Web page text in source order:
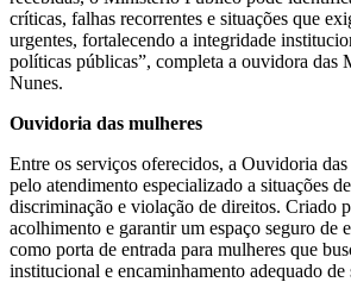
críticas, falhas recorrentes e situações que
urgentes, fortalecendo a integridade
políticas públicas”, completa a ouvidora das
Nunes.
Ouvidoria das mulheres
Entre os serviços oferecidos, a Ouvidoria das
pelo atendimento especializado a situações
discriminação e violação de direitos. Criado
acolhimento e garantir um espaço seguro de
como porta de entrada para mulheres que
institucional e encaminhamento adequado de